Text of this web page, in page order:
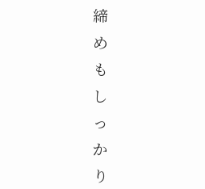
締
め
も
し
っ
か
り